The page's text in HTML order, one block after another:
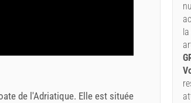
de l'Adriatique. Elle est située